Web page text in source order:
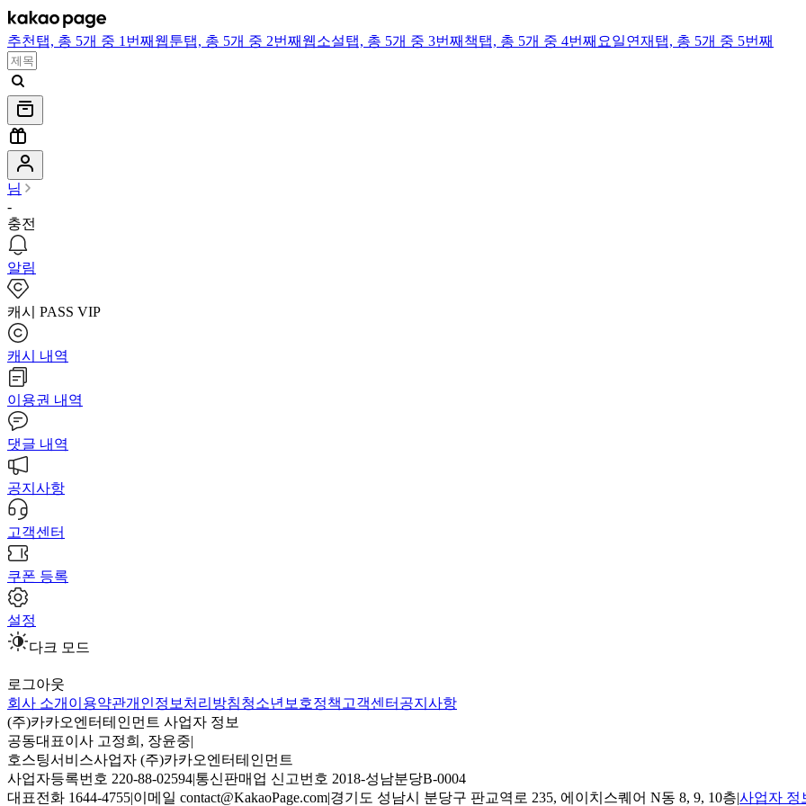
추천 탭, 총 5개 중 1번째 웹툰탭, 총 5개 중 2번째 웹소설탭, 총 5개 중 3번째 책탭, 총 5개 중 4번째 요일연재 탭, 총 5개 중 5번째
님
-
충전
알림
캐시 PASS VIP
캐시 내역
이용권 내역
댓글 내역
공지사항
고객센터
쿠폰 등록
설정
다크 모드
로그아웃
회사 소개 이용약관개인정보처리방침청소년보호정책 고객센터 공지사항
(주)카카오엔터테인먼트 사업자 정보
공동대표이사 고정희, 장윤중|
호스팅서비스사업자 (주)카카오엔터테인먼트
사업자등록번호 220-88-02594|통신판매업 신고번호 2018-성남분당B-0004
대표전화 1644-4755|이메일 contact@KakaoPage.com|경기도 성남시 분당구 판교역로 235, 에이치스퀘어 N동 8, 9, 10층|사업자 정